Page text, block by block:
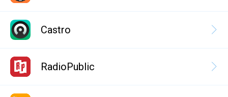
Castro
RadioPublic